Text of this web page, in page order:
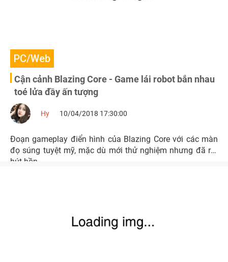
PC/Web
Cận cảnh Blazing Core - Game lái robot bắn nhau
toé lửa đầy ấn tượng
Hy 10/04/2018 17:30:00
Đoạn gameplay điển hình của Blazing Core với các màn
đọ súng tuyệt mỹ, mặc dù mới thử nghiệm nhưng đã rất
hút hồn.